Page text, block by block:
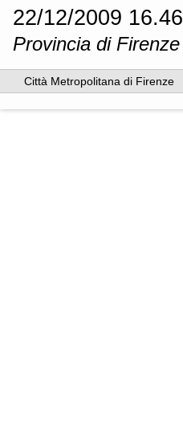
22/12/2009 16.46
Provincia di Firenze
Città Metropolitana di Firenze